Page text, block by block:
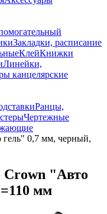
Закладки, расписание
КлейКнижки
Линейки,
канцелярские
Ранцы,
Чертежные
гель" 0,7 мм, черный,
Crown "Авто
мм